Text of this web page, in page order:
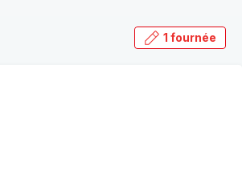
1 fournée